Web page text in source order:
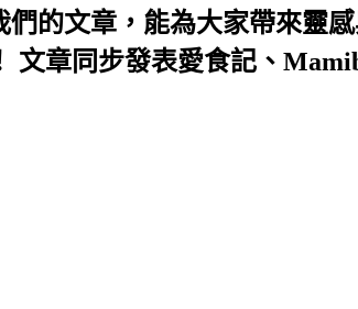
的文章，能為大家帶來靈感
文章同步發表愛食記、